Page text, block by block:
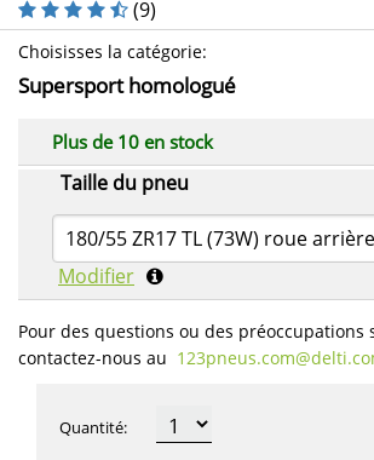
Choisisses la catégorie:
Supersport homologué
Taille du pneu
180/55 ZR17 TL (73W) roue
Modifier
Plus de 10 en stock
(9)
Pour des questions ou des préoccupations
contactez-nous au
Quantité: